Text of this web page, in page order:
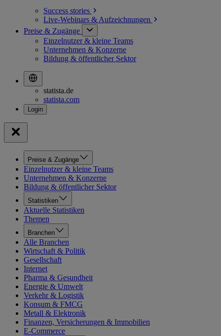
Success stories
Live-Webinars & Aufzeichnungen
Preise & Zugänge
Einzelnutzer & kleine Teams
Unternehmen & Konzerne
Bildung & öffentlicher Sektor
statista.de
statista.com
Preise & Zugänge
Einzelnutzer & kleine Teams
Unternehmen & Konzerne
Bildung & öffentlicher Sektor
Statistiken
Aktuelle Statistiken
Themen
Branchen
Alle Branchen
Wirtschaft & Politik
Gesellschaft
Internet
Pharma & Gesundheit
Energie & Umwelt
Verkehr & Logistik
Konsum & FMCG
Metall & Elektronik
Finanzen, Versicherungen & Immobilien
E-Commerce